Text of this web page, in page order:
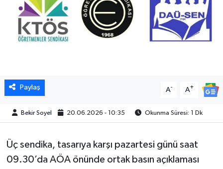
Paylaş A- A+
Bekir Soyel 20.06.2026 - 10:35 Okunma Süresi: 1 Dk
Üç sendika, tasarıya karşı pazartesi günü saat
09.30’da AÖA önünde ortak basın açıklaması